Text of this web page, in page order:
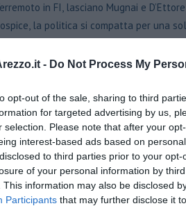
- Do Not Process My
opt-out of the sale, sharing to third
for targeted advertising by us,
selection. Please note that after your
interest-based ads based on
to third parties prior to your
of your personal information by
This information may also be disclosed
Participants that may further disclose it
in FI, lasciano Mugnai e D’Ettore
la politica si compatta per una
in FI, lasciano Mugnai
valdarnesi aderiscono al nuovo
Giani convoca incontro a Figline
Futura per la Montevarchi
Serristori “Sindaca, cosa stai
VENERDÌ09